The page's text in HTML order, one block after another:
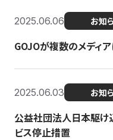
2025.06.06 お知
GOJOが複数のメディ
2025.06.03 お知
公益社団法人日本駆け
ビス停止措置